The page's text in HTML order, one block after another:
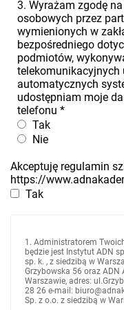
3. Wyrażam zgodę
osobowych przez
wymienionych w
bezpośredniego
podmiotów,
telekomunikacyjnych
automatycznych
udostępniam moje
telefonu *
Tak
Nie
Akceptuję regulamin
https://
Tak
1. Administratorem
będzie jest Instytut ADN
sp. k. , z siedzibą w
Grzybowska 56 oraz ADN
Warszawie, adres:
28 26 e-mail:
Sp. z o.o. z siedzibą w